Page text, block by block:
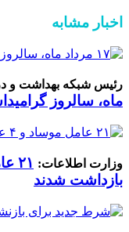
اخبار مشابه
رئیس شبکه بهداشت و
ماه، سالروز
وزارت اطلاعات:
بازداشت شدند